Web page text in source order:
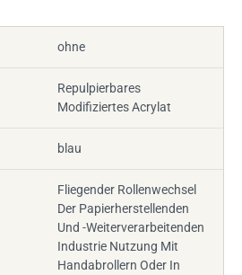
ohne
Repulpierbares
Modifiziertes Acrylat
blau
Fliegender Rollenwechsel
Der Papierherstellenden
Und -Weiterverarbeitenden
Industrie Nutzung Mit
Handabrollern Oder In